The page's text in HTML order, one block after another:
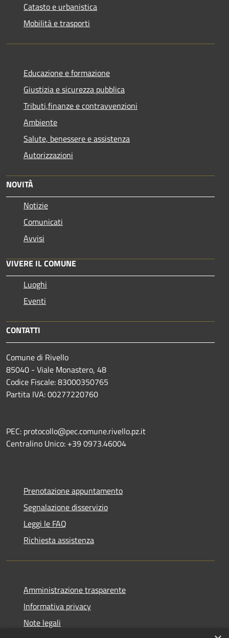
Catasto e urbanistica
Mobilità e trasporti
Educazione e formazione
Giustizia e sicurezza pubblica
Tributi,finanze e contravvenzioni
Ambiente
Salute, benessere e assistenza
Autorizzazioni
NOVITÀ
Notizie
Comunicati
Avvisi
VIVERE IL COMUNE
Luoghi
Eventi
CONTATTI
Comune di Rivello
85040 - Viale Monastero, 48
Codice Fiscale: 83000350765
Partita IVA: 00277220760
PEC: protocollo@pec.comune.rivello.pz.it
Centralino Unico: +39 0973.46004
Prenotazione appuntamento
Segnalazione disservizio
Leggi le FAQ
Richiesta assistenza
Amministrazione trasparente
Informativa privacy
Note legali